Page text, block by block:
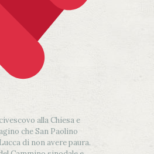
alla Chiesa e
che San Paolino
di non avere paura.